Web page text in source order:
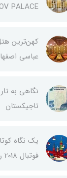
PALACE)
کهن‌ترین
عباسی
نگاهی به
تاجیکستان
یک نگاه
فوتبال 2018 روسیه